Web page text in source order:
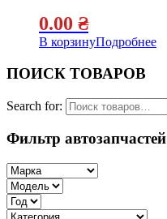
0.00 ₴
В корзинуПодробнее
ПОИСК ТОВАРОВ
Search for:
Фильтр автозапчастей